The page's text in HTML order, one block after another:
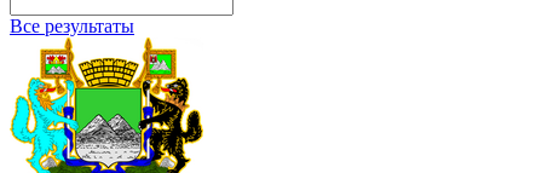
Все результаты